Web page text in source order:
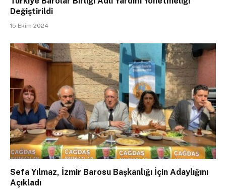
Değiştirildi
15 Ekim 2024
Sefa Yılmaz, İzmir Barosu Başkanlığı İçin Adaylığını
Açıkladı